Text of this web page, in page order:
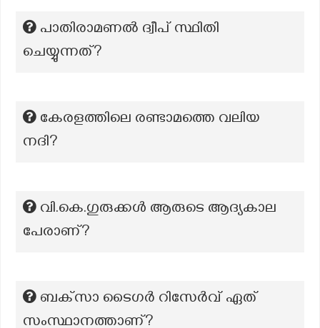
പാതിരാമണല്‍ ദ്വീപ് സ്ഥിതി
ചെയ്യുന്നത്?
കേരളത്തിലെ രണ്ടാമത്തെ വലിയ
നദി?
വി.കെ.ഗുരുക്കൾ ആരുടെ ആദ്യകാല
പേരാണ്?
ബക്‌സാ ടൈഗർ റിസേർവ് ഏത്
സംസ്ഥാനത്താണ്?